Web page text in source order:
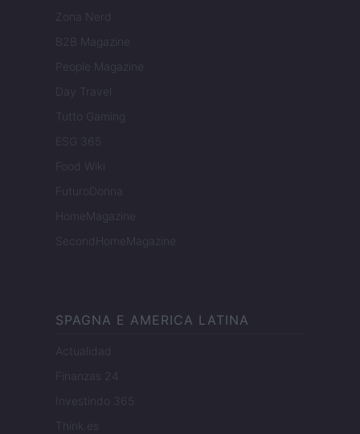
Zona Nerd
B2B Magazine
People Magazine
Day Travel
Tutto Gaming
ESG 365
Food Wiki
FuturoDonna
HomeMagazine
SecondHomeMagazine
SPAGNA E AMERICA LATINA
Actualidad
Finanzas 24
Investindo 365
Think.es